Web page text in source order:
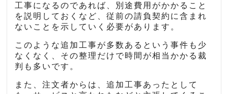
工事になるのであれば、別途費用がかかること
を説明しておくなど、従前の請負契約に含まれ
ないことを示していく必要があります。
このような追加工事が多数あるという事件も少
なくなく、その整理だけで時間が相当かかる裁
判も多いです。
また、注文者からは、追加工事あったとして